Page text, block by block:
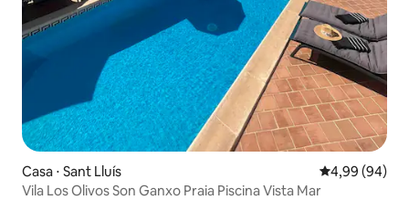
Casa ⋅ Sant Lluís 4,99 de uma
4,99 (94)
Vila Los Olivos Son Ganxo Praia Piscina Vista Mar